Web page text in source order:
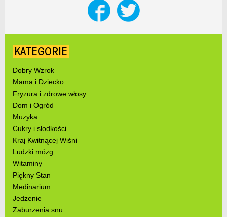
KATEGORIE
Dobry Wzrok
Mama i Dziecko
Fryzura i zdrowe włosy
Dom i Ogród
Muzyka
Cukry i słodkości
Kraj Kwitnącej Wiśni
Ludzki mózg
Witaminy
Piękny Stan
Medinarium
Jedzenie
Zaburzenia snu